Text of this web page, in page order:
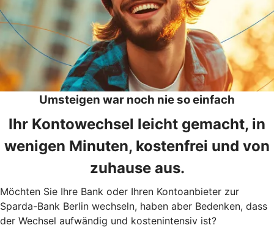
Umsteigen war noch nie so einfach
Ihr Kontowechsel leicht gemacht, in
wenigen Minuten, kostenfrei und von
zuhause aus.
Möchten Sie Ihre Bank oder Ihren Kontoanbieter zur
Sparda-Bank Berlin wechseln, haben aber Bedenken, dass
der Wechsel aufwändig und kostenintensiv ist?